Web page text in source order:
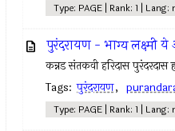
Type: PAGE | Rank: 1 | Lang:
पुरंदरायण - भाग्य लक्ष्मी
कन्नड संतकवी हरिदास पुरंदरदास
Tags: पुरंदरायण,
Type: PAGE | Rank: 1 | Lang: